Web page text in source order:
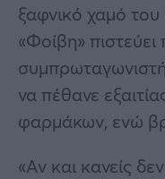
ξαφνικό χαμό
«Φοίβη»
να πέθανε
φαρμάκων, ενώ
«Αν και κανείς